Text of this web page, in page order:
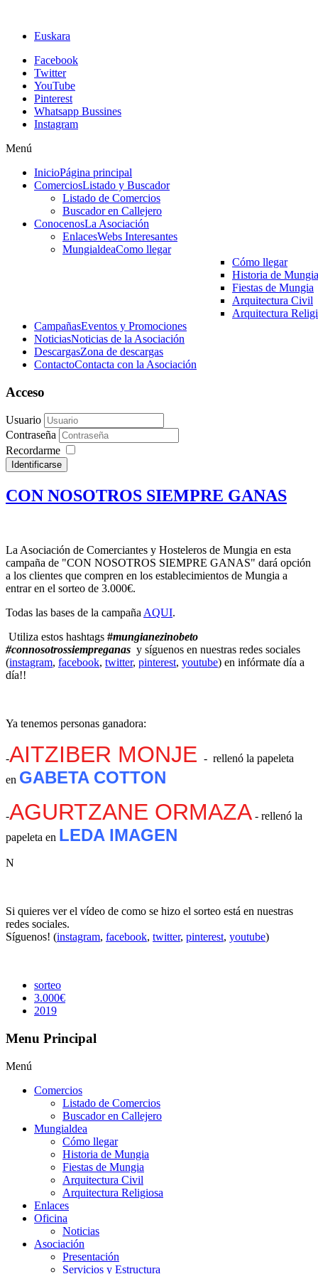
Euskara
Facebook
Twitter
YouTube
Pinterest
Whatsapp Bussines
Instagram
Menú
InicioPágina principal
ComerciosListado y Buscador
Listado de Comercios
Buscador en Callejero
ConocenosLa Asociación
EnlacesWebs Interesantes
MungialdeaComo llegar
Cómo llegar
Historia de Mungia
Fiestas de Mungia
Arquitectura Civil
Arquitectura
CampañasEventos y Promociones
NoticiasNoticias de la Asociación
DescargasZona de descargas
ContactoContacta con la Asociación
Acceso
Usuario
Contraseña
Recordarme
Identificarse
CON NOSOTROS SIEMPRE GANAS
La Asociación de Comerciantes y Hosteleros de Mungia en esta
campaña de "CON NOSOTROS SIEMPRE GANAS" dará opción
a los clientes que compren en los establecimientos de Mungia a
entrar en el sorteo de 3.000€.
Todas las bases de la campaña AQUI.
Utiliza estos hashtags #mungianezinobeto
#connosotrossiempreganas y síguenos en nuestras redes sociales
(instagram, facebook, twitter, pinterest, youtube) en infórmate día a
día!!
Ya tenemos personas ganadora:
-AITZIBER MONJE - rellenó la papeleta
en GABETA COTTON
-AGURTZANE ORMAZA - rellenó la
papeleta en LEDA IMAGEN
N
Si quieres ver el vídeo de como se hizo el sorteo está en nuestras
redes sociales.
Síguenos! (instagram, facebook, twitter, pinterest, youtube)
sorteo
3.000€
2019
Menu Principal
Menú
Comercios
Listado de Comercios
Buscador en Callejero
Mungialdea
Cómo llegar
Historia de Mungia
Fiestas de Mungia
Arquitectura Civil
Arquitectura Religiosa
Enlaces
Oficina
Noticias
Asociación
Presentación
Servicios y Estructura